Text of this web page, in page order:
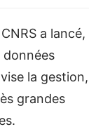
a lancé,
données
la gestion,
grandes